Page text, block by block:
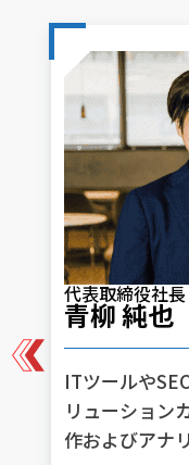
代表取締役社長
青柳 純也
ITツールや
リューション
作およびアナ